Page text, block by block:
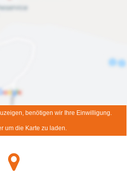
benötigen wir Ihre Einwilligung.
um die Karte zu laden.